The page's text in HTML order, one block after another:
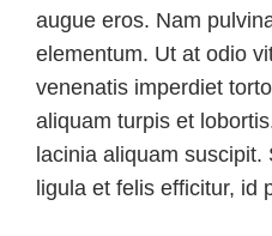
augue eros. Nam
elementum. Ut at odio
venenatis imperdiet
aliquam turpis et
lacinia aliquam
ligula et felis efficitur, id